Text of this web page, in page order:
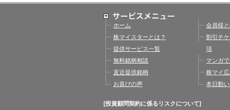
ホーム
株マイスターとは？
提供サービス一覧
無料銘柄相談
直近提供銘柄
お喜びの声
会員様
割引チ
項
マンガ
株マイ
本日動
[投資顧問契約に係るリスクについて]